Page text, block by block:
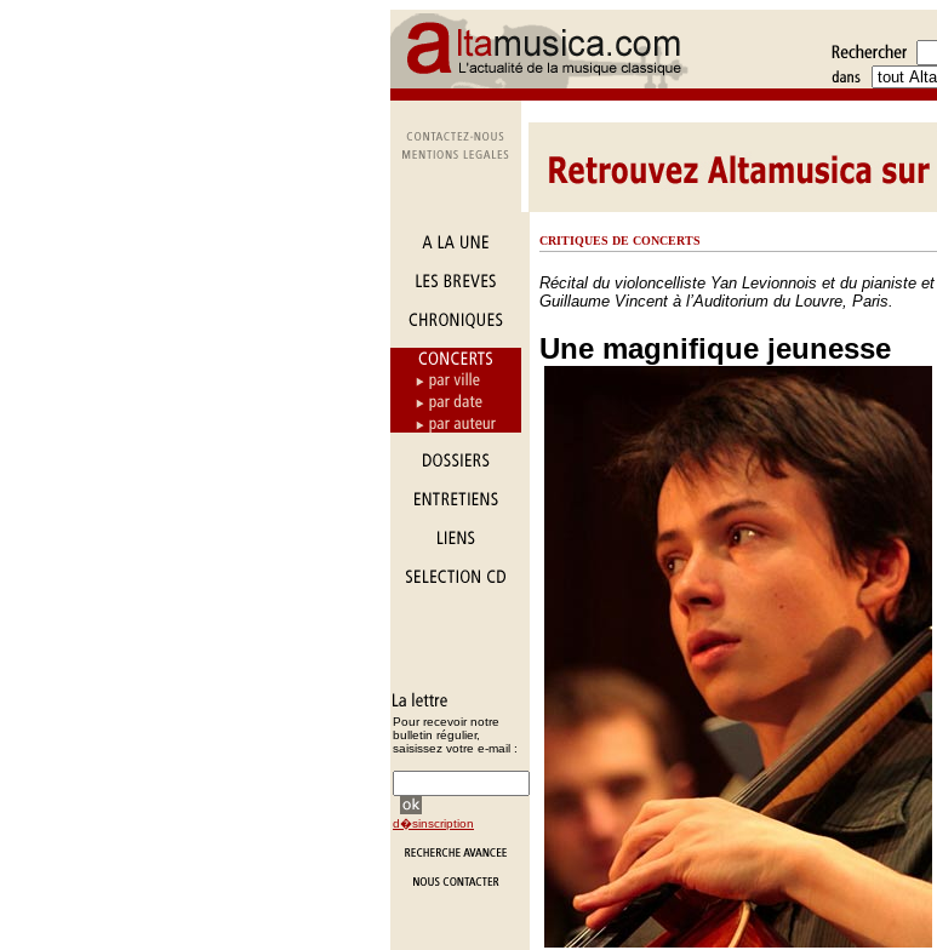
Pour recevoir notre
bulletin régulier,
saisissez votre e-mail :
d�sinscription
CRITIQUES DE CONCERTS
Récital du violoncelliste Yan Levionnois et du pianiste et
Guillaume Vincent à l’Auditorium du Louvre, Paris.
Une magnifique jeunesse